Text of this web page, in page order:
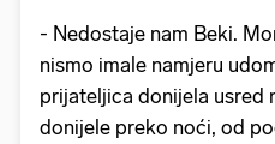
- Nedostaje nam Beki.
nismo imale namjeru
prijateljica donijela usred
donijele preko noći, od